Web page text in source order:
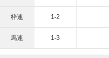
枠連 1-2
馬連 1-3